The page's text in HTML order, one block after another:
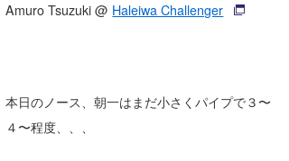
Amuro Tsuzuki @ Haleiwa Challenger
本日のノース、朝一はまだ小さくパイプで３〜
４〜程度、、、
沖縄